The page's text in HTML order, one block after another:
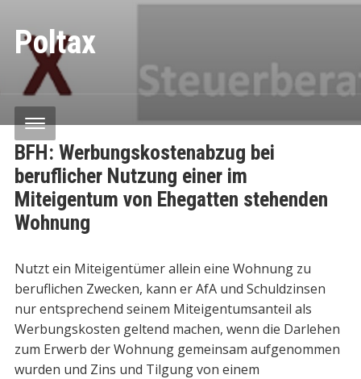
Poltax
BFH: Werbungskostenabzug bei
beruflicher Nutzung einer im
Miteigentum von Ehegatten stehenden
Wohnung
Nutzt ein Miteigentümer allein eine Wohnung zu
beruflichen Zwecken, kann er AfA und Schuldzinsen
nur entsprechend seinem Miteigentumsanteil als
Werbungskosten geltend machen, wenn die Darlehen
zum Erwerb der Wohnung gemeinsam aufgenommen
wurden und Zins und Tilgung von einem